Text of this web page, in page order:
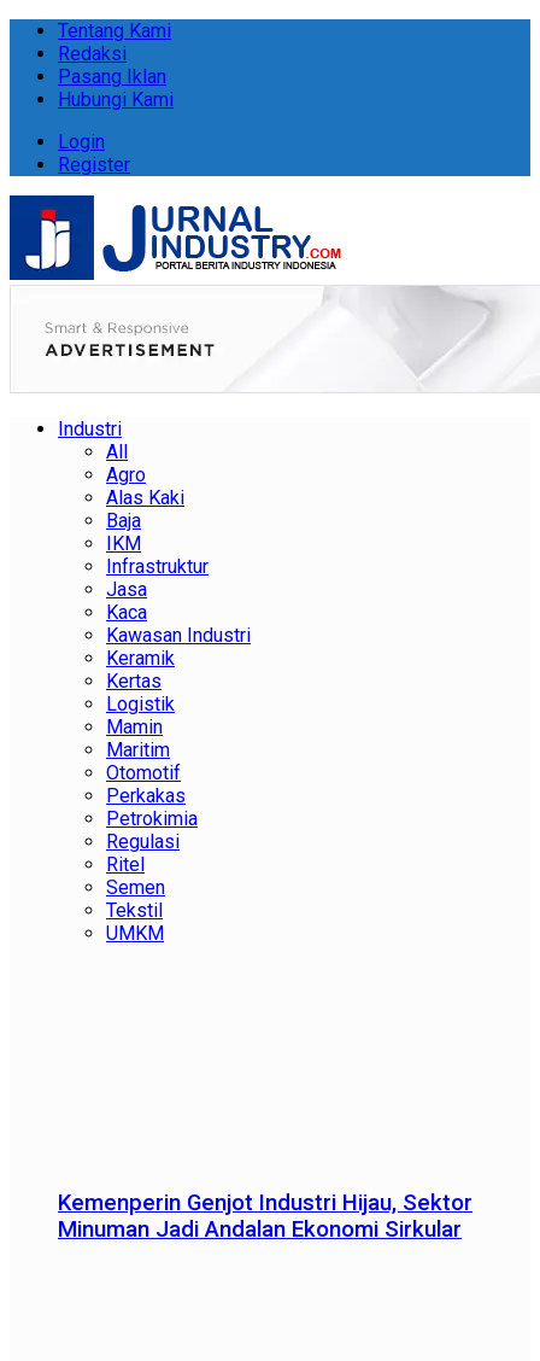
Tentang Kami
Redaksi
Pasang Iklan
Hubungi Kami
Login
Register
Industri
All
Agro
Alas Kaki
Baja
IKM
Infrastruktur
Jasa
Kaca
Kawasan Industri
Keramik
Kertas
Logistik
Mamin
Maritim
Otomotif
Perkakas
Petrokimia
Regulasi
Ritel
Semen
Tekstil
UMKM
Kemenperin Genjot Industri Hijau, Sektor
Minuman Jadi Andalan Ekonomi Sirkular